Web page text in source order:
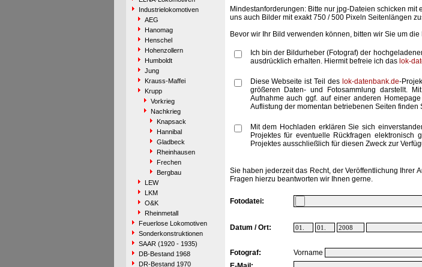
Industrielokomotiven
AEG
Hanomag
Henschel
Hohenzollern
Humboldt
Jung
Krauss-Maffei
Krupp
Vorkrieg
Nachkrieg
Knapsack
Hannibal
Gladbeck
Rheinhausen
Frechen
Bergbau
LEW
LKM
O&K
Rheinmetall
Feuerlose Lokomotiven
Sonderkonstruktionen
SAAR (1920 - 1935)
DB-Bestand 1968
DR-Bestand 1970
Mindestanforderungen: Bitte nur jpg-Dateien schicken
uns auch Bilder mit exakt 750 / 500 Pixeln Seitenlängen
Bevor wir Ihr Bild verwenden können, bitten wir Sie um
Ich bin der Bildurheber (Fotograf) der
ausdrücklich erhalten. Hiermit befreie ich das lok-
Diese Webseite ist Teil des lok-datenbank.de-
größeren Daten- und Fotosammlung darstellt.
Aufnahme auch ggf. auf einer anderen
Auflistung der momentan betriebenen Seiten finden
Mit dem Hochladen erklären Sie sich
Projektes für eventuelle Rückfragen elektronisch
Projektes ausschließlich für diesen Zweck zur
Sie haben jederzeit das Recht, der Veröffentlichung Ihrer
Fragen hierzu beantworten wir Ihnen gerne.
Fotodatei:
Datum / Ort:
Fotograf: Vorname